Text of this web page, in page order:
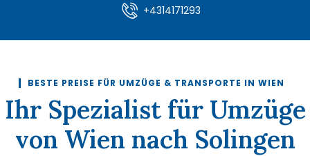
+4314171293
BESTE PREISE FÜR UMZÜGE & TRANSPORTE IN WIEN
Ihr Spezialist für Umzüge
von Wien nach Solingen